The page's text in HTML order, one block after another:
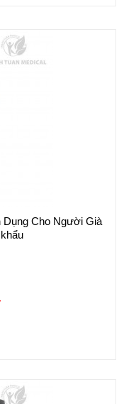
Dụng Cho Người Già